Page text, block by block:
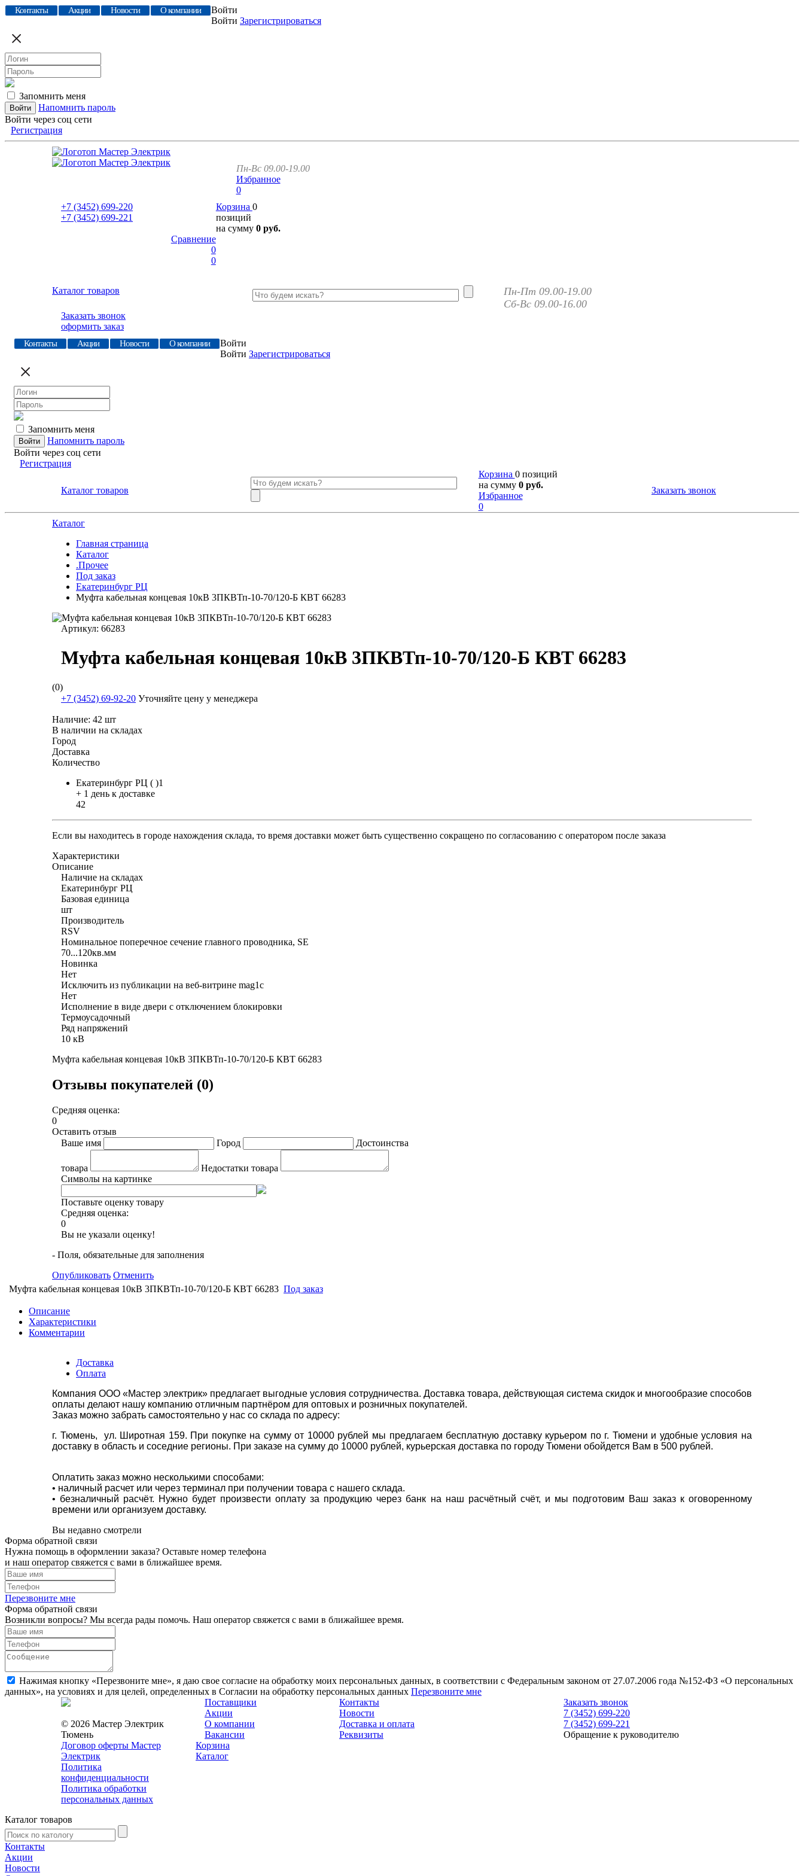
Контакты Акции Новости О компании
Войти
Войти Зарегистрироваться
Запомнить меня
Напомнить пароль
Войти через соц сети
Регистрация
Пн-Вс 09.00-19.00
Избранное
0
+7 (3452) 699-220
+7 (3452) 699-221
Корзина 0
позиций
на сумму 0 руб.
Сравнение
0
0
Каталог товаров
Пн-Пт 09.00-19.00
Сб-Вс 09.00-16.00
Заказать звонок
оформить заказ
Контакты Акции Новости О компании
Войти
Войти Зарегистрироваться
Запомнить меня
Напомнить пароль
Войти через соц сети
Регистрация
Каталог товаров
Корзина 0 позиций
на сумму 0 руб.
Избранное
0
Заказать звонок
Каталог
Главная страница
Каталог
.Прочее
Под заказ
Екатеринбург РЦ
Муфта кабельная концевая 10кВ 3ПКВТп-10-70/120-Б КВТ 66283
Артикул: 66283
Муфта кабельная концевая 10кВ 3ПКВТп-10-70/120-Б КВТ 66283
(0)
+7 (3452) 69-92-20 Уточняйте цену у менеджера
Наличие: 42 шт
В наличии на складах
Город
Доставка
Количество
Екатеринбург РЦ ( )1
+ 1 день к доставке
42
Если вы находитесь в городе нахождения склада, то время доставки может быть существенно сокращено по согласованию с оператором после заказа
Характеристики
Описание
Наличие на складах
Екатеринбург РЦ
Базовая единица
шт
Производитель
RSV
Номинальное поперечное сечение главного проводника, SE
70...120кв.мм
Новинка
Нет
Исключить из публикации на веб-витрине mag1c
Нет
Исполнение в виде двери с отключением блокировки
Термоусадочный
Ряд напряжений
10 кВ
Муфта кабельная концевая 10кВ 3ПКВТп-10-70/120-Б КВТ 66283
Отзывы покупателей (0)
Средняя оценка:
0
Оставить отзыв
Ваше имя
Город Достоинства
товара
Недостатки товара
Символы на картинке
Поставьте оценку товару
Средняя оценка:
0
Вы не указали оценку!
- Поля, обязательные для заполнения
Опубликовать Отменить
Муфта кабельная концевая 10кВ 3ПКВТп-10-70/120-Б КВТ 66283 Под заказ
Описание
Характеристики
Комментарии
Доставка
Оплата
Компания ООО «Мастер электрик» предлагает выгодные условия сотрудничества. Доставка товара, действующая система скидок и многообразие способов
оплаты делают нашу компанию отличным партнёром для оптовых и розничных покупателей.
Заказ можно забрать самостоятельно у нас со склада по адресу:
г. Тюмень, ул. Широтная 159. При покупке на сумму от 10000 рублей мы предлагаем бесплатную доставку курьером по г. Тюмени и удобные условия на
доставку в область и соседние регионы. При заказе на сумму до 10000 рублей, курьерская доставка по городу Тюмени обойдется Вам в 500 рублей.
Оплатить заказ можно несколькими способами:
• наличный расчет или через терминал при получении товара с нашего склада.
• безналичный расчёт. Нужно будет произвести оплату за продукцию через банк на наш расчётный счёт, и мы подготовим Ваш заказ к оговоренному
времени или организуем доставку.
Вы недавно смотрели
Форма обратной связи
Нужна помощь в оформлении заказа? Оставьте номер телефона
и наш оператор свяжется с вами в ближайшее время.
Перезвоните мне
Форма обратной связи
Возникли вопросы? Мы всегда рады помочь. Наш оператор свяжется с вами в ближайшее время.
Нажимая кнопку «Перезвоните мне», я даю свое согласие на обработку моих персональных данных, в соответствии с Федеральным законом от 27.07.2006 года №152-ФЗ «О персональных
данных», на условиях и для целей, определенных в Согласии на обработку персональных данных Перезвоните мне
© 2026 Мастер Электрик
Тюмень
Договор оферты Мастер
Электрик
Политика
конфиденциальности
Политика обработки
персональных данных
Поставщики
Контакты
Акции
Новости
О компании
Доставка и оплата
Вакансии
Реквизиты
Заказать звонок
7 (3452) 699-220
7 (3452) 699-221
Обращение к руководителю
Корзина
Каталог
Каталог товаров
Контакты
Акции
Новости